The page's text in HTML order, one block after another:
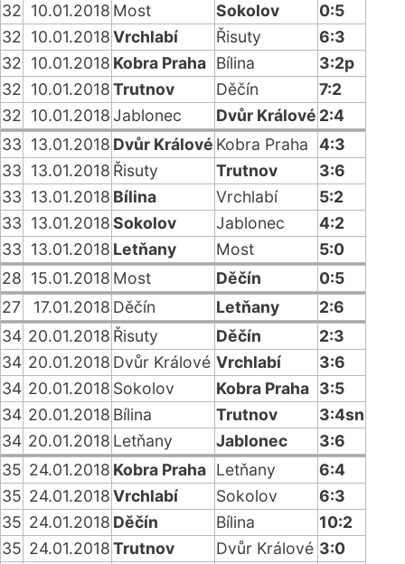
32 10.01.2018 Most Sokolov
0:5
32 10.01.2018Vrchlabí Řisuty
6:3
32 10.01.2018 Kobra Praha Bílina
3:2p
32 10.01.2018Trutnov Děčín
7:2
32 10.01.2018Jablonec Dvůr Králové 2:4
33 13.01.2018 Dvůr Králové Kobra Praha
4:3
33 13.01.2018 Řisuty Trutnov
3:6
33 13.01.2018 Bílina Vrchlabí
5:2
33 13.01.2018Sokolov Jablonec
4:2
33 13.01.2018 Letňany Most
5:0
28 15.01.2018 Most Děčín
0:5
27
17.01.2018 Děčín Letňany
2:6
34 20.01.2018 Řisuty Děčín
2:3
34 20.01.2018 Dvůr Králové Vrchlabí
3:6
34 20.01.2018 Sokolov Kobra Praha 3:5
34 20.01.2018 Bílina Trutnov
3:4sn
34 20.01.2018 Letňany Jablonec
3:6
35 24.01.2018 Kobra Praha Letňany
6:4
35 24.01.2018Vrchlabí Sokolov
6:3
35 24.01.2018 Děčín Bílina
10:2
35 24.01.2018Trutnov Dvůr Králové 3:0